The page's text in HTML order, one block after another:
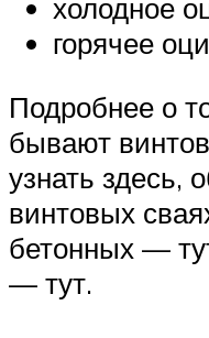
холодное
горячее
Подробнее о
бывают
узнать здесь,
винтовых
бетонных —
— тут.